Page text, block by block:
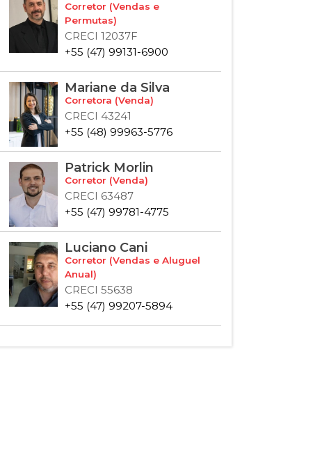
Corretor (Vendas e
Permutas)
CRECI 12037F
+55 (47) 99131-6900
Mariane da Silva
Corretora (Venda)
CRECI 43241
+55 (48) 99963-5776
Patrick Morlin
Corretor (Venda)
CRECI 63487
+55 (47) 99781-4775
Luciano Cani
Corretor (Vendas e Aluguel
Anual)
CRECI 55638
+55 (47) 99207-5894